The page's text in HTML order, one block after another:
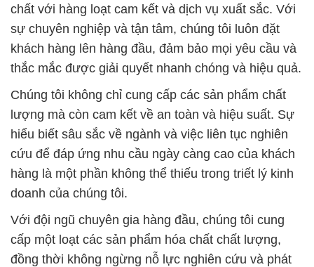
Chúng tôi không chỉ cung cấp các sản phẩm chất
lượng mà còn cam kết về an toàn và hiệu suất. Sự
hiểu biết sâu sắc về ngành và việc liên tục nghiên
cứu để đáp ứng nhu cầu ngày càng cao của khách
hàng là một phần không thể thiếu trong triết lý kinh
doanh của chúng tôi.
Với đội ngũ chuyên gia hàng đầu, chúng tôi cung
cấp một loạt các sản phẩm hóa chất chất lượng,
đồng thời không ngừng nỗ lực nghiên cứu và phát
triển để đáp ứng sự đa dạng và đổi mới trong ngành
công nghiệp.
Tận tâm và sự cam kết đáng tin cậy của chúng tôi
đã giúp xây dựng mối quan hệ lâu dài với nhiều đối